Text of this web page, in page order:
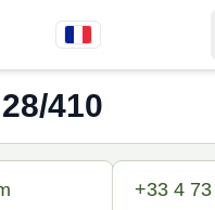
410